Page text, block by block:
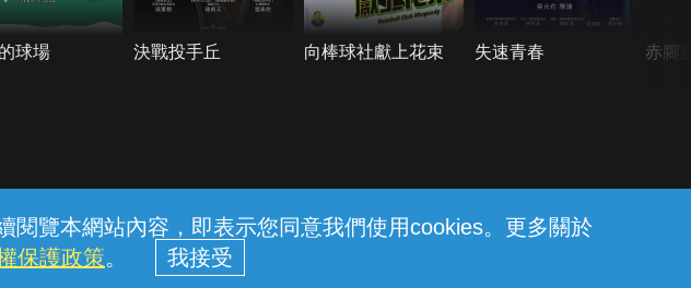
覽本網站內容，即表示您同意我們使用cookies。更多關於
保護政策。
球場 決戰投手丘 向棒球社獻上花束 失速青春 赤腳
隱私權保護
編號：96979949) © 2026